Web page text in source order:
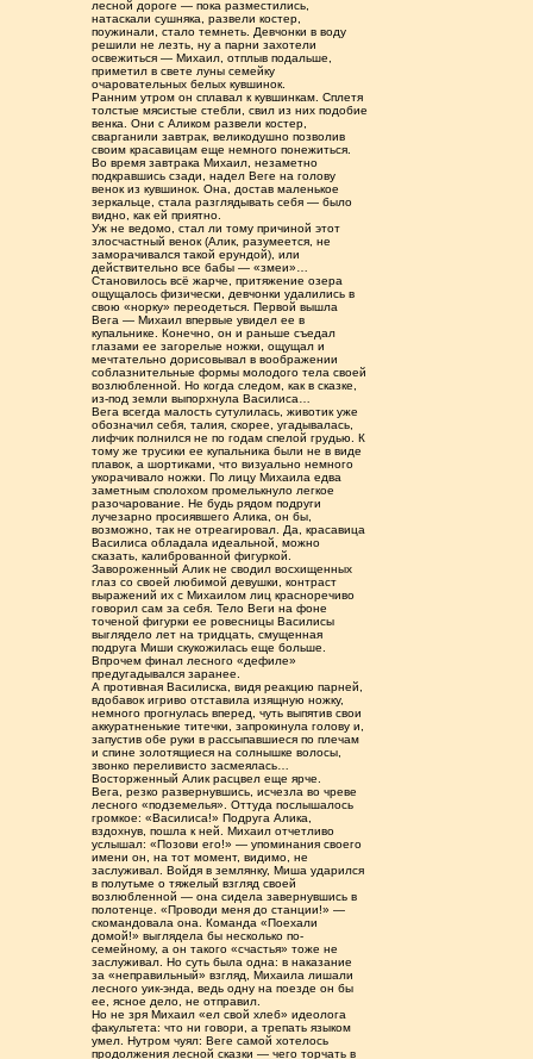
лесной дороге — пока разместились,
натаскали сушняка, развели костер,
поужинали, стало темнеть. Девчонки в воду
решили не лезть, ну а парни захотели
освежиться — Михаил, отплыв подальше,
приметил в свете луны семейку
очаровательных белых кувшинок.
Ранним утром он сплавал к кувшинкам. Сплетя
толстые мясистые стебли, свил из них подобие
венка. Они с Аликом развели костер,
сварганили завтрак, великодушно позволив
своим красавицам еще немного понежиться.
Во время завтрака Михаил, незаметно
подкравшись сзади, надел Веге на голову
венок из кувшинок. Она, достав маленькое
зеркальце, стала разглядывать себя — было
видно, как ей приятно.
Уж не ведомо, стал ли тому причиной этот
злосчастный венок (Алик, разумеется, не
заморачивался такой ерундой), или
действительно все бабы — «змеи»…
Становилось всё жарче, притяжение озера
ощущалось физически, девчонки удалились в
свою «норку» переодеться. Первой вышла
Вега — Михаил впервые увидел ее в
купальнике. Конечно, он и раньше съедал
глазами ее загорелые ножки, ощущал и
мечтательно дорисовывал в воображении
соблазнительные формы молодого тела своей
возлюбленной. Но когда следом, как в сказке,
из-под земли выпорхнула Василиса…
Вега всегда малость сутулилась, животик уже
обозначил себя, талия, скорее, угадывалась,
лифчик полнился не по годам спелой грудью. К
тому же трусики ее купальника были не в виде
плавок, а шортиками, что визуально немного
укорачивало ножки. По лицу Михаила едва
заметным сполохом промелькнуло легкое
разочарование. Не будь рядом подруги
лучезарно просиявшего Алика, он бы,
возможно, так не отреагировал. Да, красавица
Василиса обладала идеальной, можно
сказать, калиброванной фигуркой.
Завороженный Алик не сводил восхищенных
глаз со своей любимой девушки, контраст
выражений их с Михаилом лиц красноречиво
говорил сам за себя. Тело Веги на фоне
точеной фигурки ее ровесницы Василисы
выглядело лет на тридцать, смущенная
подруга Миши скукожилась еще больше.
Впрочем финал лесного «дефиле»
предугадывался заранее.
А противная Василиска, видя реакцию парней,
вдобавок игриво отставила изящную ножку,
немного прогнулась вперед, чуть выпятив свои
аккуратненькие титечки, запрокинула голову и,
запустив обе руки в рассыпавшиеся по плечам
и спине золотящиеся на солнышке волосы,
звонко переливисто засмеялась…
Восторженный Алик расцвел еще ярче.
Вега, резко развернувшись, исчезла во чреве
лесного «подземелья». Оттуда послышалось
громкое: «Василиса!» Подруга Алика,
вздохнув, пошла к ней. Михаил отчетливо
услышал: «Позови его!» — упоминания своего
имени он, на тот момент, видимо, не
заслуживал. Войдя в землянку, Миша ударился
в полутьме о тяжелый взгляд своей
возлюбленной — она сидела завернувшись в
полотенце. «Проводи меня до станции!» —
скомандовала она. Команда «Поехали
домой!» выглядела бы несколько по-
семейному, а он такого «счастья» тоже не
заслуживал. Но суть была одна: в наказание
за «неправильный» взгляд, Михаила лишали
лесного уик-энда, ведь одну на поезде он бы
ее, ясное дело, не отправил.
Но не зря Михаил «ел свой хлеб» идеолога
факультета: что ни говори, а трепать языком
умел. Нутром чуял: Веге самой хотелось
продолжения лесной сказки — чего торчать в